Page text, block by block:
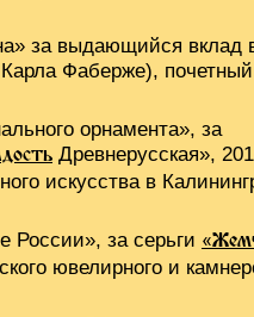
за выдающийся вклад
Фаберже),
орнамента», за
Древнерусская»,
искусства в
России», за серьги
ювелирного и